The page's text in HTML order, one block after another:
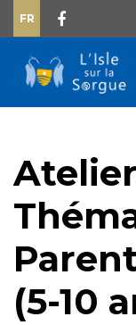
FR
(5-10